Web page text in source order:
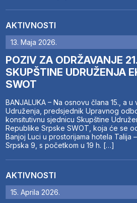
AKTIVNOSTI
13. Maja 2026.
POZIV ZA ODRŽAVANJE
SKUPŠTINE UDRUŽENJA
SWOT
BANJALUKA – Na osnovu člana 15., a u
Udruženja, predsjednik Upravnog
konsitutivnu sjednicu Skupštine
Republike Srpske SWOT, koja će se
Banjoj Luci u prostorijama hotela Talija
Srpska 9, s početkom u 19 h. […]
AKTIVNOSTI
15. Aprila 2026.